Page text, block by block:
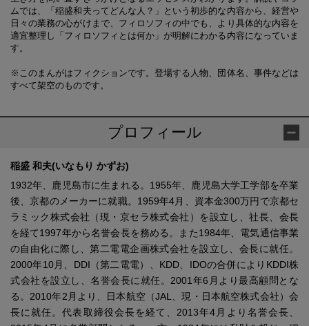
ムでは、「稲盛和夫ってどんな人？」という初歩的な内容から、経営や
日々の業務の心がけまで、フィロソフィの中でも、より具体的な内容を
適宜整理し「フィロソフィとは何か」が明解にわかる内容になっていま
す。
※このまんがはフィクションです。登場する人物、団体名、事件などは
すべて架空のものです。
プロフィール
稲盛 和夫(いなもり かずお)
1932年、鹿児島市に生まれる。1955年、鹿児島大学工学部を卒業
後、京都のメーカーに就職。1959年4月、資本金300万円で京都セ
ラミック株式会社（現・京セラ株式会社）を設立し、社長、会長
を経て1997年から名誉会長を務める。また1984年、電気通信事業
の自由化に際し、第二電電企画株式会社を設立し、会長に就任。
2000年10月、DDI（第二電電）、KDD、IDOの合併によりKDDI株
式会社を設立し、名誉会長に就任。2001年6月より最高顧問とな
る。2010年2月より、日本航空（JAL、現・日本航空株式会社）会
長に就任。代表取締役会長を経て、2013年4月より名誉会長、